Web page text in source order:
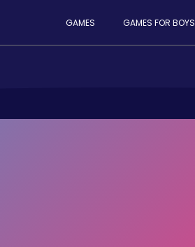
GAMES GAMES FOR BOYS